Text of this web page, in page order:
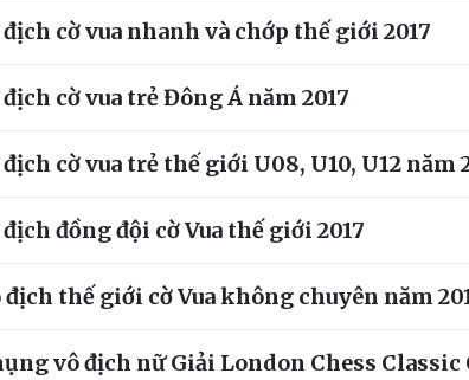
cờ vua nhanh và chớp thế giới 2017
cờ vua trẻ Đông Á năm 2017
cờ vua trẻ thế giới U08, U10, U12 năm
đồng đội cờ Vua thế giới 2017
địch thế giới cờ Vua không chuyên năm
vô địch nữ Giải London Chess Classic